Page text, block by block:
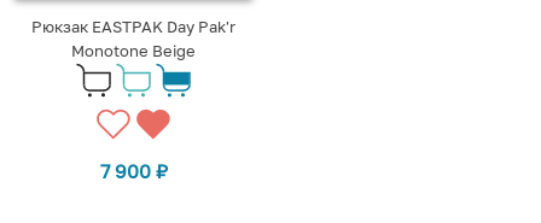
Рюкзак EASTPAK Day Pak'r
Monotone Beige
7 900 ₽